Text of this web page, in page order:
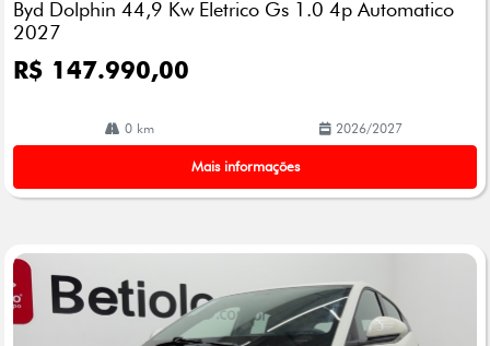
lhe
Byd Dolphin 44,9 Kw Eletrico Gs 1.0 4p Automatico
2027
R$ 147.990,00
0 km 2026/2027
Mais informações